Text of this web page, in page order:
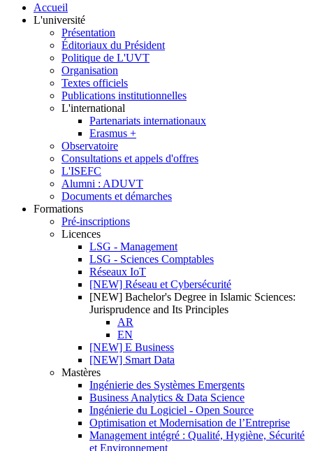
Accueil
L'université
Présentation
Éditoriaux du Président
Politique de L'UVT
Organisation
Textes officiels
Publications institutionnelles
L'international
Partenariats internationaux
Erasmus +
Observatoire
Consultations et appels d'offres
L'ISEFC
Alumni : ADUVT
Documents et démarches
Formations
Pré-inscriptions
Licences
LSG - Management
LSG - Sciences Comptables
Réseaux IoT
[NEW] Réseau et Cybersécurité
[NEW] Bachelor's Degree in Islamic Sciences:
Jurisprudence and Its Principles
AR
EN
[NEW] E Business
[NEW] Smart Data
Mastères
Ingénierie des Systèmes Emergents
Business Analytics & Data Science
Ingénierie du Logiciel - Open Source
Optimisation et Modernisation de l’Entreprise
Management intégré : Qualité, Hygiène, Sécurité
et Environnement